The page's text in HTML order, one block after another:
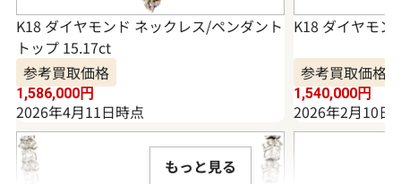
K18 ダイヤモンド ネックレス/ペンダント
トップ 15.17ct
参考買取価格
1,586,000円
2026年4月11日時点
K18 ダイヤモン
参考買取価格
1,540,000円
2026年2月10日
もっと見る